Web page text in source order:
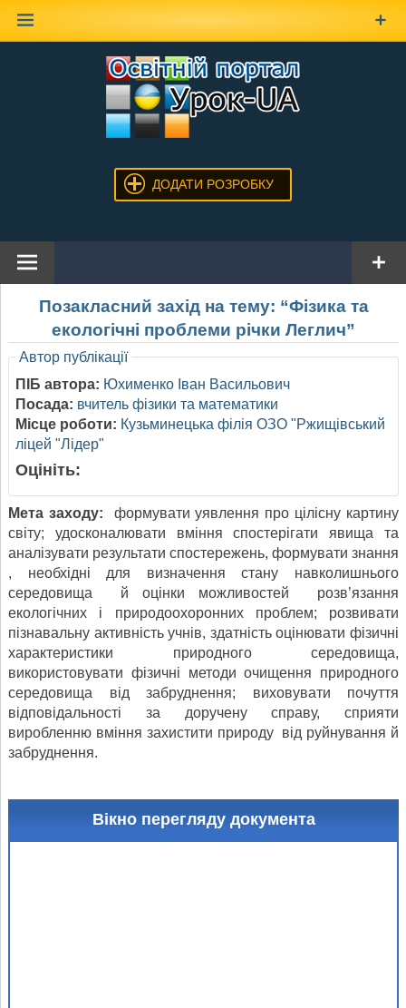
ДОДАТИ РОЗРОБКУ
Позакласний захід на тему: “Фізика та
екологічні проблеми річки Леглич”
Автор публікації
ПІБ автора: Юхименко Іван Васильович
Посада: вчитель фізики та математики
Місце роботи: Кузьминецька філія ОЗО "Ржищівський
ліцей "Лідер"
Оцініть:
Мета заходу:
формувати уявлення про цілісну картину
світу; удосконалювати вміння спостерігати явища та
аналізувати результати спостережень, формувати знання
, необхідні для визначення стану навколишнього
середовища й оцінки можливостей розв’язання
екологічних і природоохоронних проблем; розвивати
пізнавальну активність учнів, здатність оцінювати фізичні
характеристики природного середовища,
використовувати фізичні методи очищення природного
середовища від забруднення; виховувати почуття
відповідальності за доручену справу, сприяти
виробленню вміння захистити природу від руйнування й
забруднення.
Вікно перегляду документа